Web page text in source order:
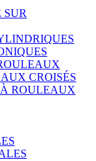
SUR
CROISÉS
ROULEAUX